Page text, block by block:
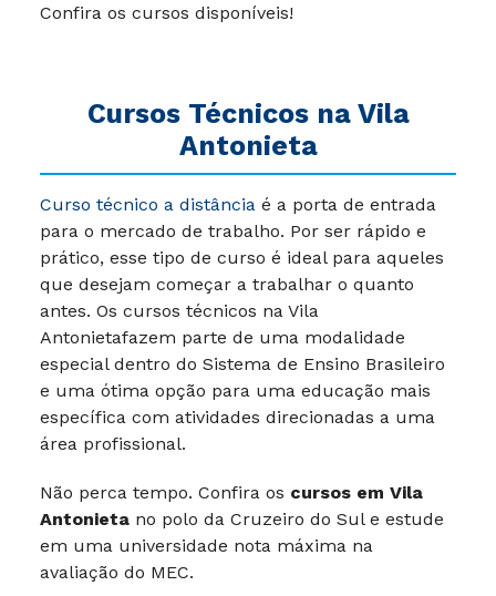
Confira os cursos disponíveis!
Cursos Técnicos na Vila
Antonieta
Curso técnico a distância é a porta de entrada
para o mercado de trabalho. Por ser rápido e
prático, esse tipo de curso é ideal para aqueles
que desejam começar a trabalhar o quanto
antes. Os cursos técnicos na Vila
Antonietafazem parte de uma modalidade
especial dentro do Sistema de Ensino Brasileiro
e uma ótima opção para uma educação mais
específica com atividades direcionadas a uma
área profissional.
Não perca tempo. Confira os cursos em Vila
Antonieta no polo da Cruzeiro do Sul e estude
em uma universidade nota máxima na
avaliação do MEC.